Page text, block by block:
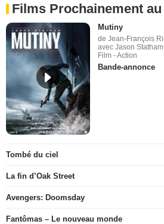
Films Prochainement
Mutiny
de Jean-François
avec Jason
Film - Action
Bande-annonce
Tombé du ciel
La fin d’Oak Street
Avengers: Doomsday
Fantômas – Le nouveau monde